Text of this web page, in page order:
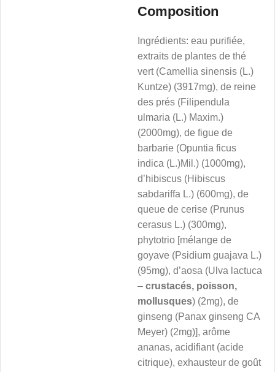
Composition
Ingrédients: eau purifiée,
extraits de plantes de thé
vert (Camellia sinensis (L.)
Kuntze) (3917mg), de reine
des prés (Filipendula
ulmaria (L.) Maxim.)
(2000mg), de figue de
barbarie (Opuntia ficus
indica (L.)Mil.) (1000mg),
d’hibiscus (Hibiscus
sabdariffa L.) (600mg), de
queue de cerise (Prunus
cerasus L.) (300mg),
phytotrio [mélange de
goyave (Psidium guajava L.)
(95mg), d’aosa (Ulva lactuca
– crustacés, poisson,
mollusques) (2mg), de
ginseng (Panax ginseng CA
Meyer) (2mg)], arôme
ananas, acidifiant (acide
citrique), exhausteur de goût